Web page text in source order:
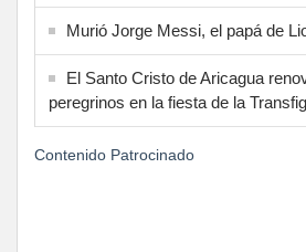
Murió Jorge Messi, el papá de
El Santo Cristo de Aricagua
peregrinos en la fiesta de la
Contenido Patrocinado